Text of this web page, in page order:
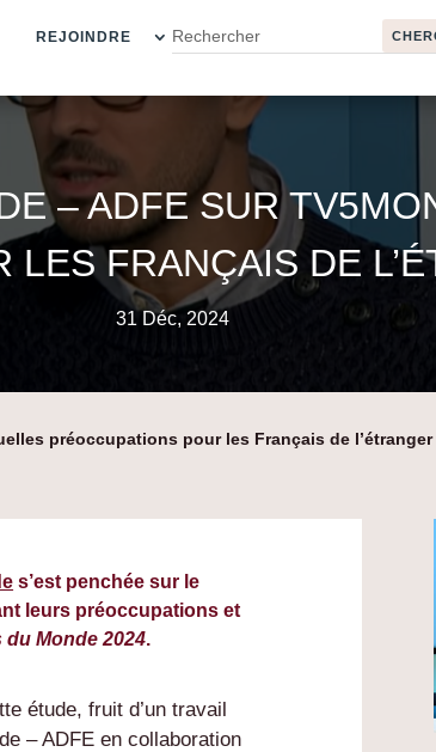
REJOINDRE
– ADFE SUR
LES FRANÇAIS DE
31 Déc, 2024
préoccupations pour les Français de l’étranger
s’est penchée sur le
leurs préoccupations et
Monde 2024.
étude, fruit d’un travail
– ADFE en collaboration